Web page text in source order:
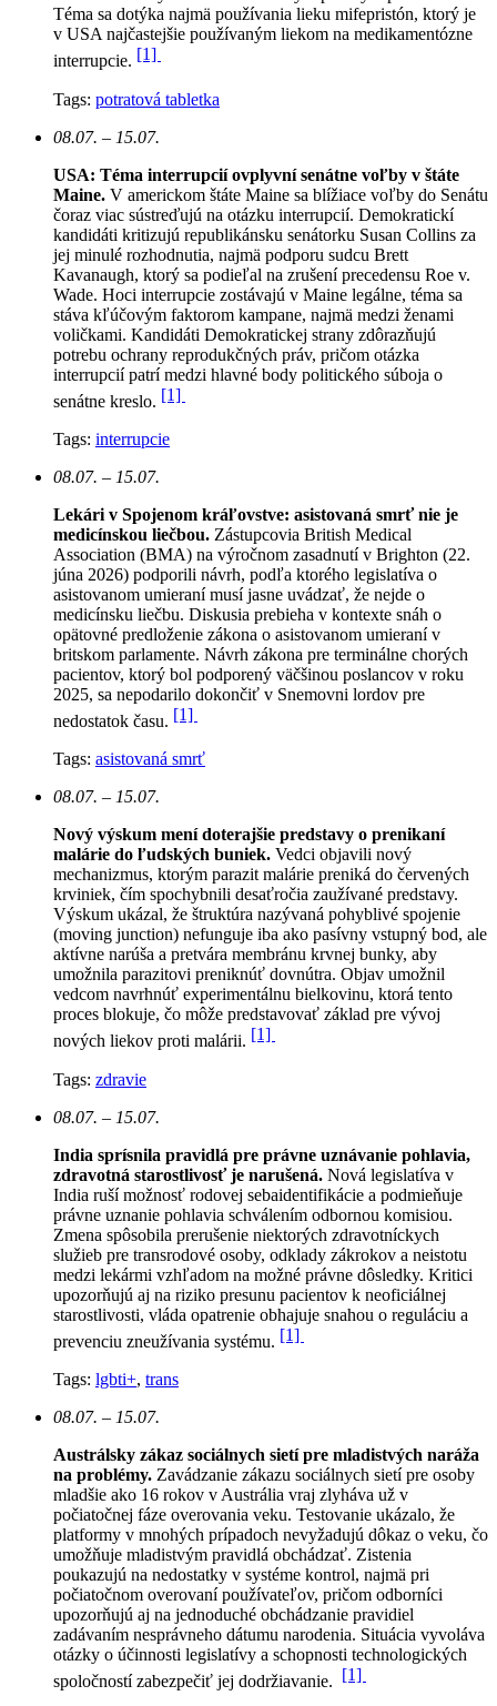
Téma sa dotýka najmä používania lieku mifepristón, ktorý je
v USA najčastejšie používaným liekom na medikamentózne
interrupcie. [1]
Tags: potratová tabletka
08.07. – 15.07.
USA: Téma interrupcií ovplyvní senátne voľby v štáte
Maine. V americkom štáte Maine sa blížiace voľby do Senátu
čoraz viac sústreďujú na otázku interrupcií. Demokratickí
kandidáti kritizujú republikánsku senátorku Susan Collins za
jej minulé rozhodnutia, najmä podporu sudcu Brett
Kavanaugh, ktorý sa podieľal na zrušení precedensu Roe v.
Wade. Hoci interrupcie zostávajú v Maine legálne, téma sa
stáva kľúčovým faktorom kampane, najmä medzi ženami
voličkami. Kandidáti Demokratickej strany zdôrazňujú
potrebu ochrany reprodukčných práv, pričom otázka
interrupcií patrí medzi hlavné body politického súboja o
senátne kreslo. [1]
Tags: interrupcie
08.07. – 15.07.
Lekári v Spojenom kráľovstve: asistovaná smrť nie je
medicínskou liečbou. Zástupcovia British Medical
Association (BMA) na výročnom zasadnutí v Brighton (22.
júna 2026) podporili návrh, podľa ktorého legislatíva o
asistovanom umieraní musí jasne uvádzať, že nejde o
medicínsku liečbu. Diskusia prebieha v kontexte snáh o
opätovné predloženie zákona o asistovanom umieraní v
britskom parlamente. Návrh zákona pre terminálne chorých
pacientov, ktorý bol podporený väčšinou poslancov v roku
2025, sa nepodarilo dokončiť v Snemovni lordov pre
nedostatok času. [1]
Tags: asistovaná smrť
08.07. – 15.07.
Nový výskum mení doterajšie predstavy o prenikaní
malárie do ľudských buniek. Vedci objavili nový
mechanizmus, ktorým parazit malárie preniká do červených
krviniek, čím spochybnili desaťročia zaužívané predstavy.
Výskum ukázal, že štruktúra nazývaná pohyblivé spojenie
(moving junction) nefunguje iba ako pasívny vstupný bod, ale
aktívne narúša a pretvára membránu krvnej bunky, aby
umožnila parazitovi preniknúť dovnútra. Objav umožnil
vedcom navrhnúť experimentálnu bielkovinu, ktorá tento
proces blokuje, čo môže predstavovať základ pre vývoj
nových liekov proti malárii. [1]
Tags: zdravie
08.07. – 15.07.
India sprísnila pravidlá pre právne uznávanie pohlavia,
zdravotná starostlivosť je narušená. Nová legislatíva v
India ruší možnosť rodovej sebaidentifikácie a podmieňuje
právne uznanie pohlavia schválením odbornou komisiou.
Zmena spôsobila prerušenie niektorých zdravotníckych
služieb pre transrodové osoby, odklady zákrokov a neistotu
medzi lekármi vzhľadom na možné právne dôsledky. Kritici
upozorňujú aj na riziko presunu pacientov k neoficiálnej
starostlivosti, vláda opatrenie obhajuje snahou o reguláciu a
prevenciu zneužívania systému. [1]
Tags: lgbti+, trans
08.07. – 15.07.
Austrálsky zákaz sociálnych sietí pre mladistvých naráža
na problémy. Zavádzanie zákazu sociálnych sietí pre osoby
mladšie ako 16 rokov v Austrália vraj zlyháva už v
počiatočnej fáze overovania veku. Testovanie ukázalo, že
platformy v mnohých prípadoch nevyžadujú dôkaz o veku, čo
umožňuje mladistvým pravidlá obchádzať. Zistenia
poukazujú na nedostatky v systéme kontrol, najmä pri
počiatočnom overovaní používateľov, pričom odborníci
upozorňujú aj na jednoduché obchádzanie pravidiel
zadávaním nesprávneho dátumu narodenia. Situácia vyvoláva
otázky o účinnosti legislatívy a schopnosti technologických
spoločností zabezpečiť jej dodržiavanie. [1]